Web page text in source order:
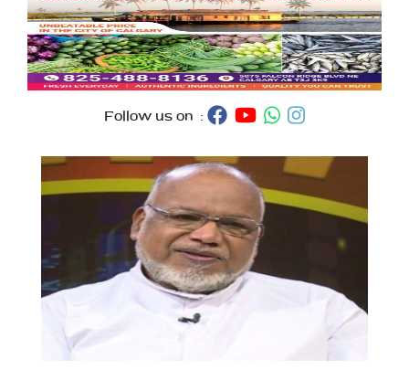
Follow us on :